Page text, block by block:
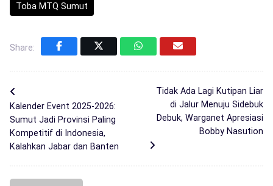
Toba MTQ Sumut
Share:
Kalender Event 2025-2026:
Sumut Jadi Provinsi Paling
Kompetitif di Indonesia,
Kalahkan Jabar dan Banten
Tidak Ada Lagi Kutipan Liar
di Jalur Menuju Sidebuk
Debuk, Warganet Apresiasi
Bobby Nasution